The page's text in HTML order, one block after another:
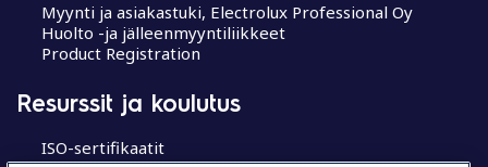
Myynti ja asiakastuki, Electrolux Professional Oy
Huolto -ja jälleenmyyntiliikkeet
Product Registration
Resurssit ja koulutus
ISO-sertifikaatit